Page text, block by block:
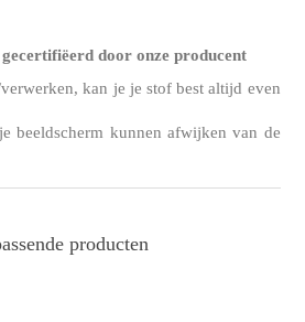
door onze producent
kan je je stof best altijd even
beeldscherm kunnen afwijken van de
producten